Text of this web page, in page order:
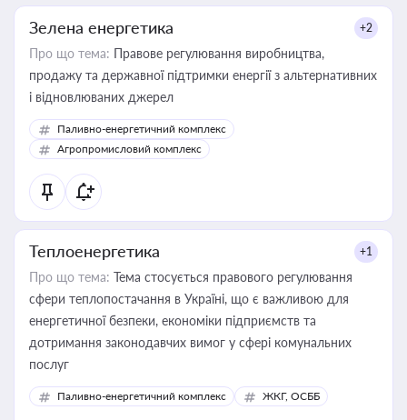
Зелена енергетика +2
Про що тема: Правове регулювання виробництва,
продажу та державної підтримки енергії з альтернативних
і відновлюваних джерел
Паливно-енергетичний комплекс
Агропромисловий комплекс
Теплоенергетика +1
Про що тема: Тема стосується правового регулювання
сфери теплопостачання в Україні, що є важливою для
енергетичної безпеки, економіки підприємств та
дотримання законодавчих вимог у сфері комунальних
послуг
Паливно-енергетичний комплекс ЖКГ, ОСББ